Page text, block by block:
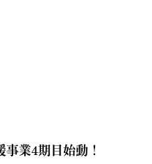
事業4期目始動！